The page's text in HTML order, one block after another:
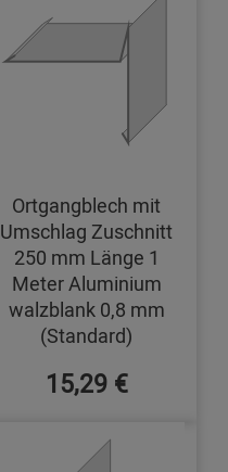
Ortgangblech mit
Umschlag Zuschnitt
250 mm Länge 1
Meter Aluminium
walzblank 0,8 mm
(Standard)
15,29 €